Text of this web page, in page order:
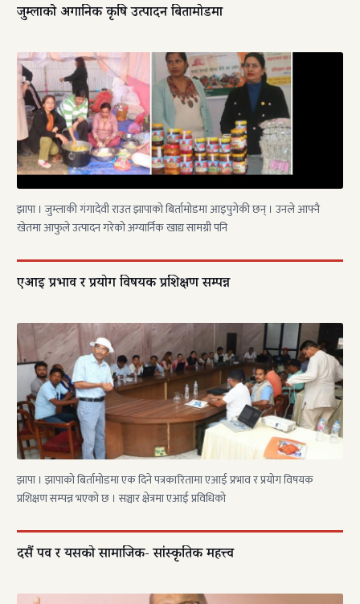
जुम्लाकाे अर्गानिक कृषि उत्पादन बिर्तामोडमा
झापा । जुम्लाकी गंगादेवी राउत झापाको बिर्तामोडमा आइपुगेकी छन् । उनले आफ्नै
खेतमा आफुले उत्पादन गरेको अग्यार्निक खाद्य सामग्री पनि
एआई प्रभाव र प्रयोग विषयक प्रशिक्षण सम्पन्न
झापा । झापाको बिर्तामोडमा एक दिने पत्रकारितामा एआई प्रभाव र प्रयोग विषयक
प्रशिक्षण सम्पन्न भएको छ । सञ्चार क्षेत्रमा एआई प्रविधिको
दसैं पर्व र यसको सामाजिक- सांस्कृतिक महत्त्व